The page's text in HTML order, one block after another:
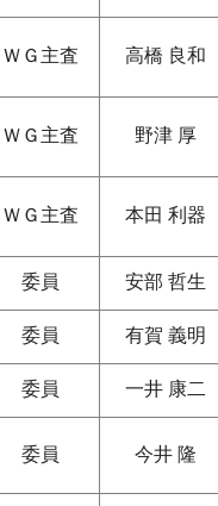
ＷＧ主査 高橋 良和
ＷＧ主査 野津 厚
ＷＧ主査 本田 利器
委員 安部 哲生
委員 有賀 義明
委員 一井 康二
委員 今井 隆